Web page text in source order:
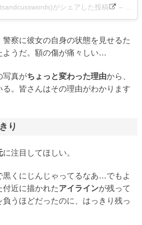
がシェアした投稿 –
警察に彼女の自身の状態を見せるた
ようだ。額の傷が痛々しい…
写真がちょっと変わった理由から、
。皆さんはその理由がわかります
り
に注目してほしい。
黒くにじんじゃってるなあ…でもよ
付近に描かれたアイラインが残って
うほどだったのに、はっきり残っ